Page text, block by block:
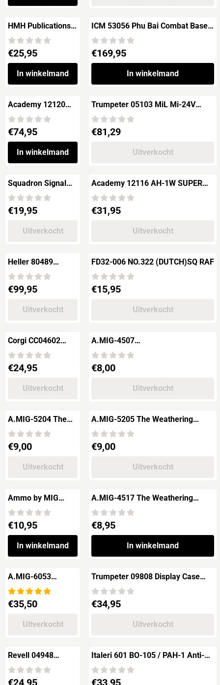
HMH Publications
024 Agusta
Westland A109 &
the Belgian Air
Force A109 Display
Team by Duke
Hawkins
Prijs: 25,95
€25,95
In winkelmand
ICM 53056 Phu Bai Combat Base
1968 with Sikorsky CH-54A
Prijs: 169,95
€169,95
In winkelmand
Academy 12120
Sikorsky MH-60S
HSC-9 "Tridents"
Prijs: 74,95
€74,95
In winkelmand
Trumpeter 05103 MiL Mi-24V
Hind-E
Prijs: 81,29
€81,29
Uitverkocht
Squadron Signal
6127 U.S.Army
Aviation in Vietnam
Prijs: 19,95
€19,95
Uitverkocht
Academy 12116 AH-1W SUPER
COBRA "NTS UPDATE"
Prijs: 31,95
€31,95
Uitverkocht
Heller 80489
SA.321G Super
Frelon
Prijs: 99,95
€99,95
Uitverkocht
FD32-006 NO.322 (DUTCH)SQ RAF
Prijs: 15,95
€15,95
Uitverkocht
Corgi CC04602
Gyrocopter -
James Bond 007 -
YOU ONLY LIVE
Prijs: 24,95
€24,95
Uitverkocht
A.MIG-4507
The WEATHERING Magazine Issue
8 "VIETNAM"
Prijs: 8,00
€8,00
Uitverkocht
A.MIG-5204 The
Weathering
Magazine Aircraft
Issue 4
Prijs: 9,00
€9,00
Uitverkocht
A.MIG-5205 The Weathering
Magazine Aircraft Issue 5
Metallics
Prijs: 9,00
€9,00
Uitverkocht
Ammo by MIG
A.MIG-5203 The
Weathering
Magazine Aircraft
Issue 3 Motoren
Prijs: 10,95
€10,95
In winkelmand
A.MIG-4517 The Weathering
Magazine No.18 REAL
Prijs: 8,95
€8,95
In winkelmand
A.MIG-6053
ENCYCLOPEDIA OF
AIRCRAFT
MODELLING
Vol.4 Weathering
Prijs: 35,50
€35,50
Uitverkocht
Trumpeter 09808 Display Case
Vitrine 316mmx276mmx136mm
Prijs: 34,95
€34,95
Uitverkocht
Revell 04948
H145M LUH KSK
surveillance + troop
transport
Prijs: 24,95
€24,95
Italeri 601 BO-105 / PAH-1 Anti-
Tank Helicopter
Prijs: 33,95
€33,95